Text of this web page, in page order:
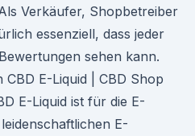
Verkäufer, Shopbetreiber
essenziell, dass jeder
sehen kann.
E-Liquid | CBD Shop
E-Liquid ist für die E-
E-